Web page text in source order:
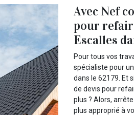
Avec Nef
pour
Escalles
Pour tous vos
spécialiste pour
dans le 62179. Et
de devis pour
plus ? Alors,
plus approprié à